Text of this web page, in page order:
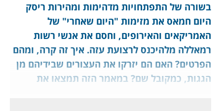
בשורה של התפתחויות מדהימות ומהירות ריסק
היום חמאס את מזימות "היום שאחרי" של
האמריקאים והאירופים, וחסם את אנשי רשות
רמאללה מלהיכנס לרצועת עזה. איך זה קרה, ומהם
הפרטים? האם הם יזרקו את העצורים שבידיהם מן
הגגות, כמקובל שם? במאמר הזה תמצאו את